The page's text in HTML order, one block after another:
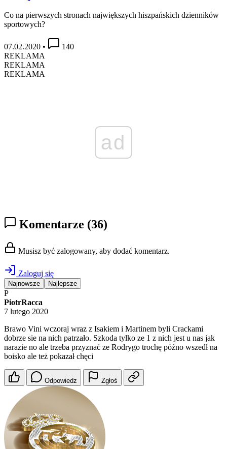
Co na pierwszych stronach największych hiszpańskich dzienników
sportowych?
07.02.2020 •
140
REKLAMA
REKLAMA
REKLAMA
ad
Komentarze (36)
Musisz być zalogowany, aby dodać komentarz.
Zaloguj się
Najnowsze Najlepsze
P
PiotrRacca
7 lutego 2020
Brawo Vini wczoraj wraz z Isakiem i Martinem byli Crackami
dobrze sie na nich patrzało. Szkoda tylko ze 1 z nich jest u nas jak
narazie no ale trzeba przyznać ze Rodrygo trochę późno wszedł na
boisko ale też pokazał chęci
Odpowiedz Zgłoś